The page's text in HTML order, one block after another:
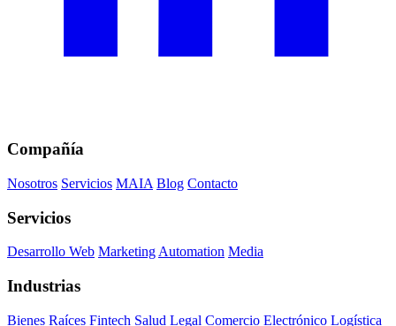
Compañía
Nosotros Servicios MAIA Blog Contacto
Servicios
Desarrollo Web MarketingAutomation Media
Industrias
Bienes Raíces Fintech Salud Legal Comercio Electrónico Logística